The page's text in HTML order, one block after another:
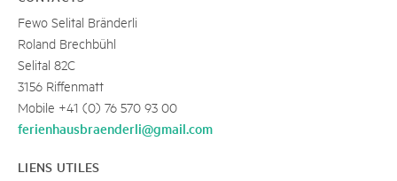
Fewo Selital Bränderli
Roland Brechbühl
Selital 82C
3156 Riffenmatt
Mobile +41 (0) 76 570 93 00
ferienhausbraenderli@gmail.com
LIENS UTILES